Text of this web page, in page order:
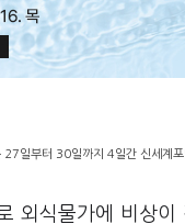
일부터 30일까지 4일간 신세계
외식물가에 비상이